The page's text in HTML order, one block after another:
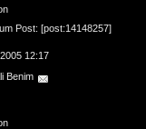
Post: [post:14148257]
12:17
Benim